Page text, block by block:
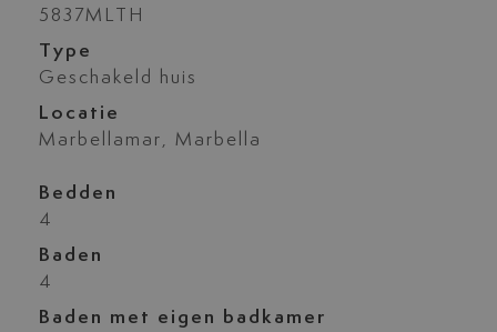
5837MLTH
Type
Geschakeld huis
Locatie
Marbellamar, Marbella
Bedden
4
Baden
4
Baden met eigen badkamer